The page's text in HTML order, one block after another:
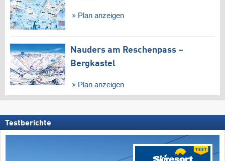
Plan anzeigen
Nauders am Reschenpass –
Bergkastel
Plan anzeigen
Testberichte